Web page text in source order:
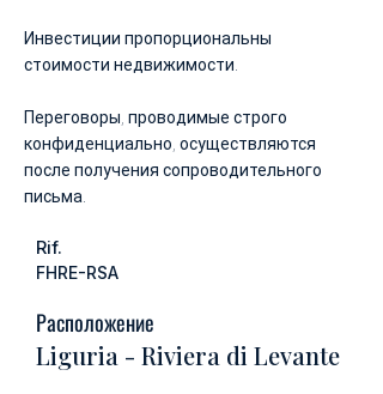
Инвестиции пропорциональны
стоимости недвижимости.
Переговоры, проводимые строго
конфиденциально, осуществляются
после получения сопроводительного
письма.
Rif.
FHRE-RSA
Расположение
Liguria - Riviera di Levante